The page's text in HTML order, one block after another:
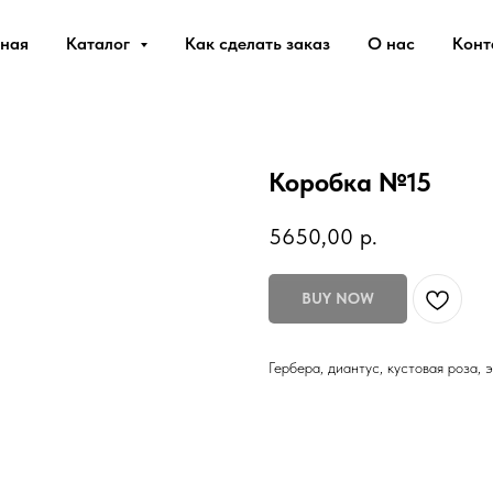
Каталог Как сделать заказ О нас
Коробка №15
5650,00 р.
BUY NOW
Гербера, диантус, кустовая роза,